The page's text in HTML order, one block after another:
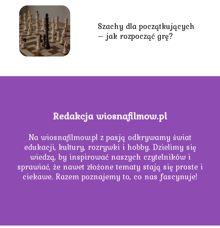
Szachy dla początkujących
– jak rozpocząć grę?
Redakcja wiosnafilmow.pl
Na wiosnafilmow.pl z pasją odkrywamy świat
edukacji, kultury, rozrywki i hobby. Dzielimy się
wiedzą, by inspirować naszych czytelników i
sprawiać, że nawet złożone tematy stają się proste i
ciekawe. Razem poznajemy to, co nas fascynuje!